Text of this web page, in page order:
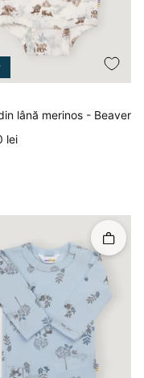
lână merinos - Beaver
lei
Rapid